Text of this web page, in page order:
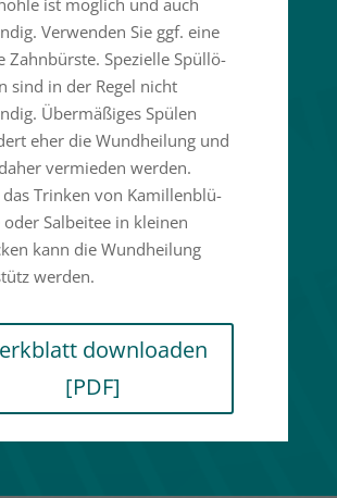
ist möglich und auch
Verwenden Sie ggf. eine
Zahnbürste. Spezielle Spüllö­
sind in der Regel nicht
Übermä­ßiges Spülen
eher die Wundheilung und
vermieden werden.
das Trinken von Kamil­len­blü­
Salbeitee in kleinen
kann die Wundheilung
werden.
downloaden
[PDF]